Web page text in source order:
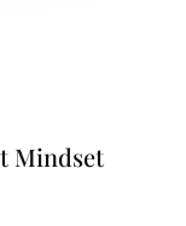
Mindset